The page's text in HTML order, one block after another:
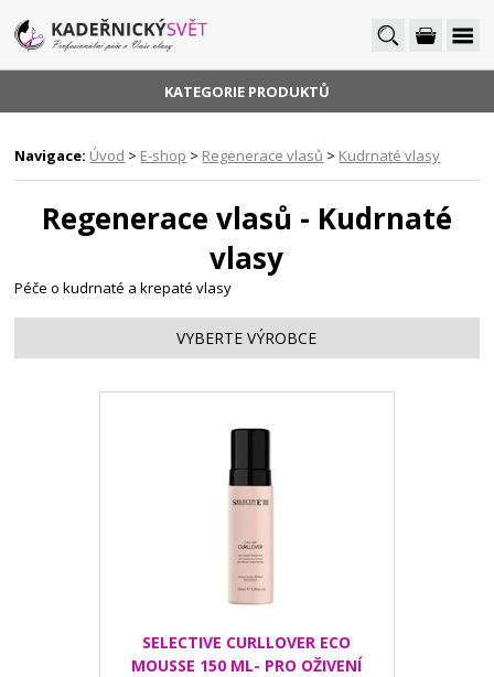
KATEGORIE PRODUKTŮ
Navigace: Úvod > E-shop > Regenerace vlasů > Kudrnaté vlasy
Regenerace vlasů - Kudrnaté
vlasy
Péče o kudrnaté a krepaté vlasy
VYBERTE VÝROBCE
SELECTIVE CURLLOVER ECO
MOUSSE 150 ML- PRO OŽIVENÍ